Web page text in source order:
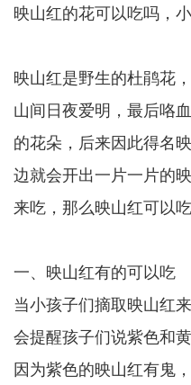
映山红的花可以吃吗，
映山红是野生的杜鹃花
山间日夜爱明，最后咯
的花朵，后来因此得名
边就会开出一片一片的
来吃，那么映山红可以
一、映山红有的可以吃
当小孩子们摘取映山红
会提醒孩子们说紫色和
因为紫色的映山红有鬼